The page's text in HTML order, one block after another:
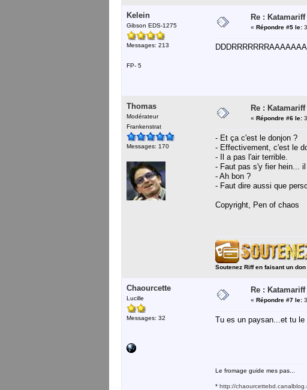
Kelein
Gibson EDS-1275
Messages: 213
FP- 5
Re :
« Répondre #5 le:
Thomas
Modérateur
Frankenstrat
Messages: 170
Re :
« Répondre #6 le:
- Et ça c'est le donjon ?
- Effectivement, c'est le
- Il a pas l'air terrible.
- Faut pas s'y fier hein...
- Ah bon ?
- Faut dire aussi que
Copyright, Pen of chaos
Soutenez Riff en faisant un
Chaourcette
Lucille
Messages: 32
Re :
« Répondre #7 le:
Tu es un paysan...et tu le
Le fromage guide mes pas...
* http://